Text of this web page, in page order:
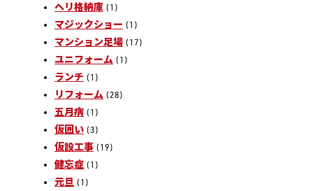
ヘリ格納庫 (1)
マジックショー (1)
マンション足場 (17)
ユニフォーム (1)
ランチ (1)
リフォーム (28)
五月病 (1)
仮囲い (3)
仮設工事 (19)
健忘症 (1)
元旦 (1)